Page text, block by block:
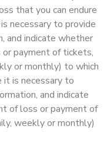
that you can endure
necessary to provide
and indicate whether
payment of tickets,
or monthly) to which
it is necessary to
and indicate
of loss or payment of
weekly or monthly)